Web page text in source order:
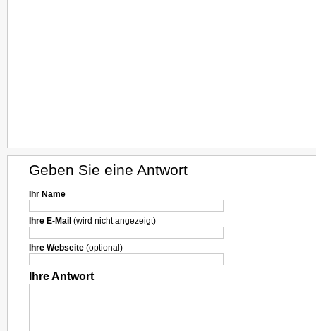
Geben Sie eine Antwort
Ihr Name
Ihre E-Mail (wird nicht angezeigt)
Ihre Webseite (optional)
Ihre Antwort